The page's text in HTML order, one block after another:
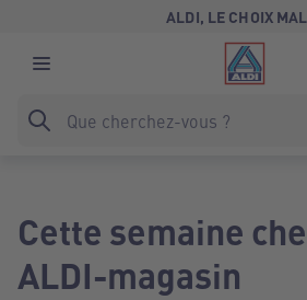
ALDI, LE CHOIX
Cette semaine
ALDI-magasin